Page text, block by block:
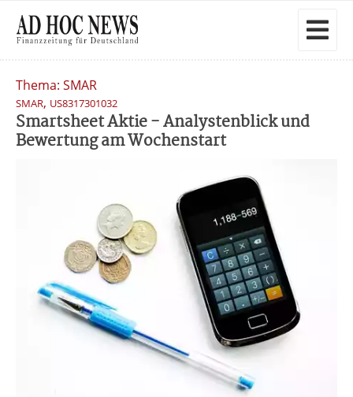
Thema: SMAR
SMAR, US8317301032
Smartsheet Aktie - Analystenblick und
Bewertung am Wochenstart